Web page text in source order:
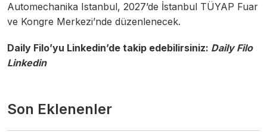
Automechanika Istanbul, 2027’de İstanbul TÜYAP Fuar
ve Kongre Merkezi’nde düzenlenecek.
Daily Filo’yu Linkedin’de takip edebilirsiniz: Daily Filo
Linkedin
Son Eklenenler